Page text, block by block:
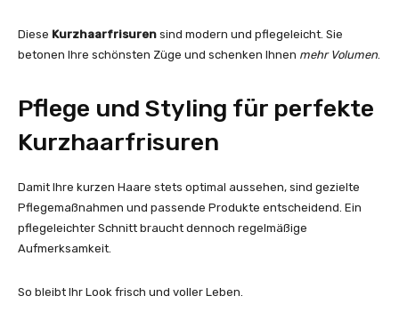
Diese Kurzhaarfrisuren sind modern und pflegeleicht. Sie
betonen Ihre schönsten Züge und schenken Ihnen mehr Volumen.
Pflege und Styling für perfekte
Kurzhaarfrisuren
Damit Ihre kurzen Haare stets optimal aussehen, sind gezielte
Pflegemaßnahmen und passende Produkte entscheidend. Ein
pflegeleichter Schnitt braucht dennoch regelmäßige
Aufmerksamkeit.
So bleibt Ihr Look frisch und voller Leben.